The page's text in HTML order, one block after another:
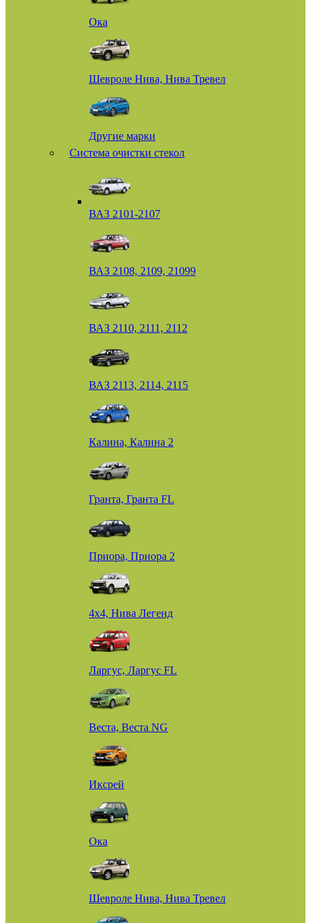
Ока
Шевроле Нива, Нива Тревел
Другие марки
Система очистки стекол
ВАЗ 2101-2107
ВАЗ 2108, 2109, 21099
ВАЗ 2110, 2111, 2112
ВАЗ 2113, 2114, 2115
Калина, Калина 2
Гранта, Гранта FL
Приора, Приора 2
4х4, Нива Легенд
Ларгус, Ларгус FL
Веста, Веста NG
Иксрей
Ока
Шевроле Нива, Нива Тревел